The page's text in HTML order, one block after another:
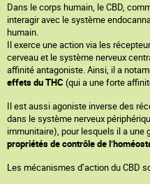
Dans le corps humain, le CBD,
interagir avec le système
humain.
Il exerce une action via les
cerveau et le système nerveux
affinité antagoniste. Ainsi, il a
effets du THC (qui a une forte
Il est aussi agoniste inverse des
dans le système nerveux
immunitaire), pour lesquels il a une
propriétés de contrôle de
Les mécanismes d’action du CBD